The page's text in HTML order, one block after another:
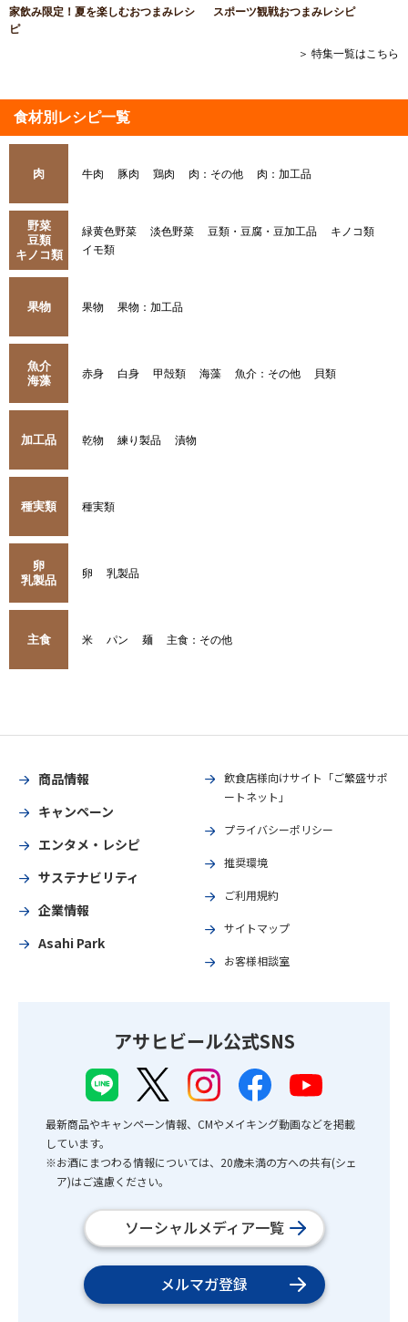
家飲み限定！夏を楽しむおつまみレシ
ピ
スポーツ観戦おつまみレシピ
＞ 特集一覧はこちら
食材別レシピ一覧
肉 牛肉 豚肉 鶏肉 肉：その他 肉：加工品
野菜
豆類
キノコ類
緑黄色野菜 淡色野菜 豆類・豆腐・豆加工品
キノコ類
イモ類
果物 果物 果物：加工品
魚介
海藻
赤身 白身 甲殻類 海藻 魚介：その他 貝類
加工品 乾物 練り製品 漬物
種実類 種実類
卵
乳製品
卵 乳製品
主食 米 パン 麺 主食：その他
商品情報
キャンペーン
エンタメ・レシピ
サステナビリティ
企業情報
Asahi Park
飲食店様向けサイト「ご繁盛サポ
ートネット」
プライバシーポリシー
推奨環境
ご利用規約
サイトマップ
お客様相談室
アサヒビール公式SNS
最新商品やキャンペーン情報、CMやメイキング動画などを掲載
しています。
※お酒にまつわる情報については、20歳未満の方への共有(シェ
ア)はご遠慮ください。
ソーシャルメディア一覧
メルマガ登録